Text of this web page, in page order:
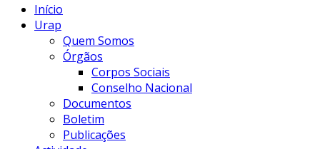
Início
Urap
Quem Somos
Órgãos
Corpos Sociais
Conselho Nacional
Documentos
Boletim
Publicações